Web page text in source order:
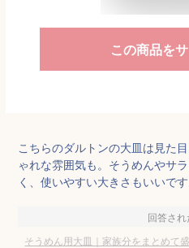
この商品を
こちらのダルトンの大皿は見た
ゃれな雰囲気も。そうめんやサ
く、使いやすい大きさもいいです
回答さ
そうめん用大皿｜家族分をまとめて